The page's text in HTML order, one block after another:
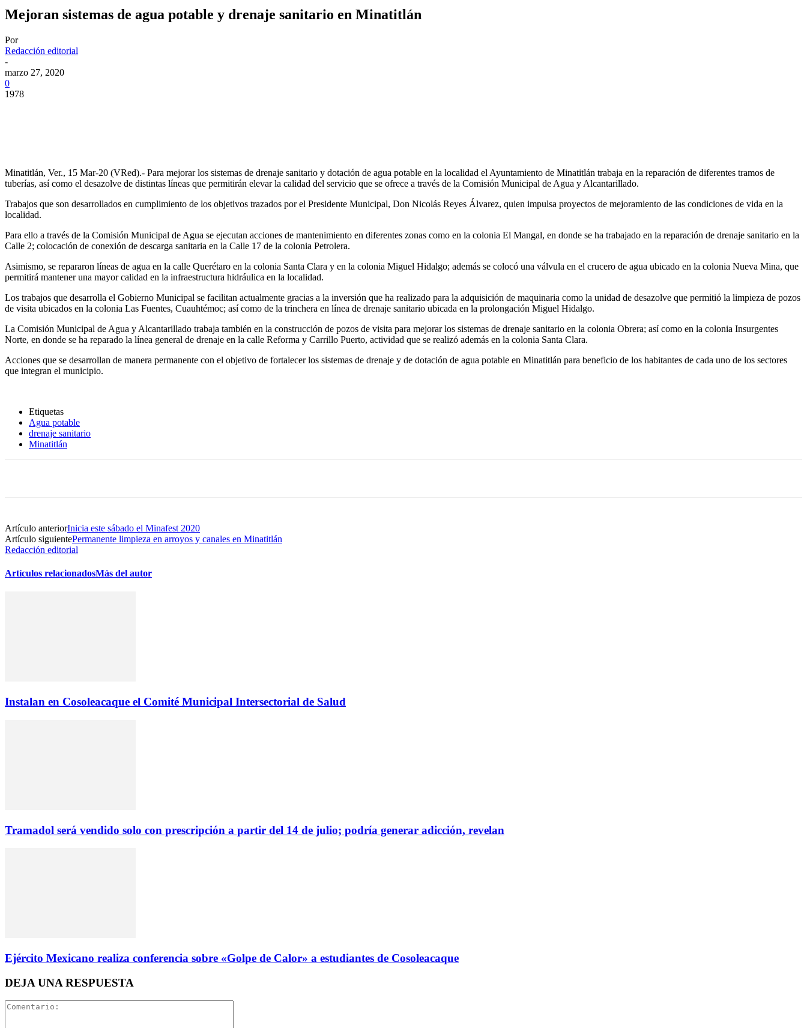
Mejoran sistemas de agua potable y drenaje sanitario en Minatitlán
Por
Redacción editorial
-
marzo 27, 2020
0
1978
Minatitlán, Ver., 15 Mar-20 (VRed).- Para mejorar los sistemas de drenaje sanitario y dotación de agua potable en la localidad el Ayuntamiento de Minatitlán trabaja en la reparación de diferentes tramos de
tuberías, así como el desazolve de distintas líneas que permitirán elevar la calidad del servicio que se ofrece a través de la Comisión Municipal de Agua y Alcantarillado.
Trabajos que son desarrollados en cumplimiento de los objetivos trazados por el Presidente Municipal, Don Nicolás Reyes Álvarez, quien impulsa proyectos de mejoramiento de las condiciones de vida en la
localidad.
Para ello a través de la Comisión Municipal de Agua se ejecutan acciones de mantenimiento en diferentes zonas como en la colonia El Mangal, en donde se ha trabajado en la reparación de drenaje sanitario en la
Calle 2; colocación de conexión de descarga sanitaria en la Calle 17 de la colonia Petrolera.
Asimismo, se repararon líneas de agua en la calle Querétaro en la colonia Santa Clara y en la colonia Miguel Hidalgo; además se colocó una válvula en el crucero de agua ubicado en la colonia Nueva Mina, que
permitirá mantener una mayor calidad en la infraestructura hidráulica en la localidad.
Los trabajos que desarrolla el Gobierno Municipal se facilitan actualmente gracias a la inversión que ha realizado para la adquisición de maquinaria como la unidad de desazolve que permitió la limpieza de pozos
de visita ubicados en la colonia Las Fuentes, Cuauhtémoc; así como de la trinchera en línea de drenaje sanitario ubicada en la prolongación Miguel Hidalgo.
La Comisión Municipal de Agua y Alcantarillado trabaja también en la construcción de pozos de visita para mejorar los sistemas de drenaje sanitario en la colonia Obrera; así como en la colonia Insurgentes
Norte, en donde se ha reparado la línea general de drenaje en la calle Reforma y Carrillo Puerto, actividad que se realizó además en la colonia Santa Clara.
Acciones que se desarrollan de manera permanente con el objetivo de fortalecer los sistemas de drenaje y de dotación de agua potable en Minatitlán para beneficio de los habitantes de cada uno de los sectores
que integran el municipio.
Etiquetas
Agua potable
drenaje sanitario
Minatitlán
Artículo anteriorInicia este sábado el Minafest 2020
Artículo siguientePermanente limpieza en arroyos y canales en Minatitlán
Redacción editorial
Artículos relacionadosMás del autor
Instalan en Cosoleacaque el Comité Municipal Intersectorial de Salud
Tramadol será vendido solo con prescripción a partir del 14 de julio; podría generar adicción, revelan
Ejército Mexicano realiza conferencia sobre «Golpe de Calor» a estudiantes de Cosoleacaque
DEJA UNA RESPUESTA